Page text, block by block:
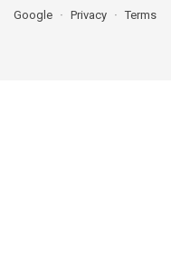
Google Privacy Terms